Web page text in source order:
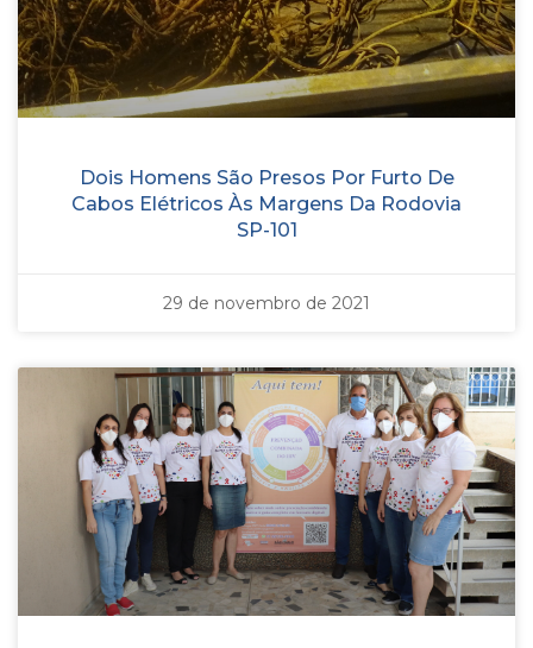
Dois Homens São Presos Por Furto De
Cabos Elétricos Às Margens Da Rodovia
SP-101
29 de novembro de 2021